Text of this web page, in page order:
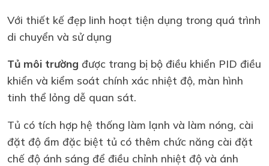
Với thiết kế đẹp linh hoạt tiện dụng trong quá trình
di chuyển và sử dụng
Tủ môi trường được trang bị bộ điều khiển PID điều
khiển và kiểm soát chính xác nhiệt độ, màn hình
tinh thể lỏng dễ quan sát.
Tủ có tích hợp hệ thống làm lạnh và làm nóng, cài
đặt độ ẩm đặc biệt tủ có thêm chức năng cài đặt
chế độ ánh sáng để điều chỉnh nhiệt độ và ánh